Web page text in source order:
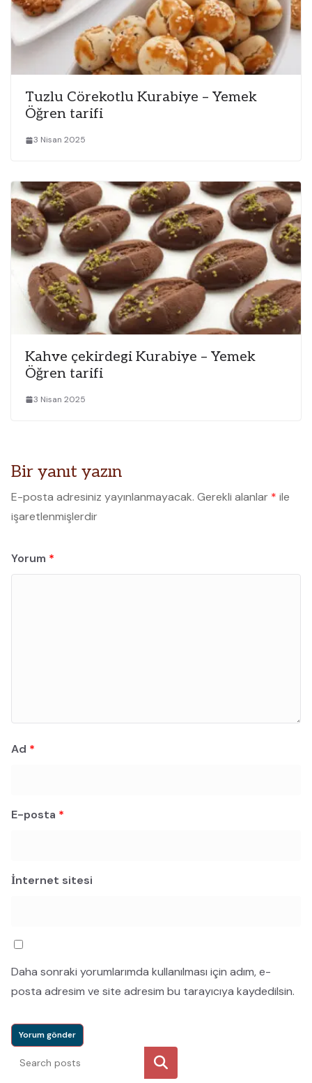
Tuzlu Cörekotlu Kurabiye – Yemek
Öğren tarifi
3 Nisan 2025
Kahve çekirdegi Kurabiye – Yemek
Öğren tarifi
3 Nisan 2025
Bir yanıt yazın
E-posta adresiniz yayınlanmayacak. Gerekli alanlar * ile
işaretlenmişlerdir
Yorum *
Ad *
E-posta *
İnternet sitesi
Daha sonraki yorumlarımda kullanılması için adım, e-
posta adresim ve site adresim bu tarayıcıya kaydedilsin.
Ara